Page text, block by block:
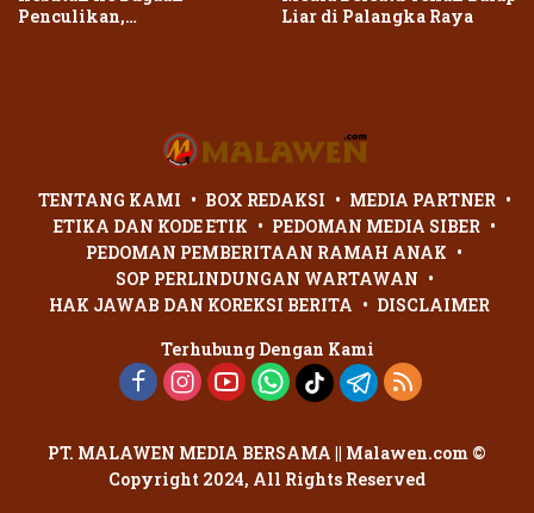
Penculikan,
Liar di Palangka Raya
TENTANG KAMI BOX REDAKSI
MEDIA PARTNER
ETIKA DAN KODE ETIK
PEDOMAN MEDIA SIBER
PEDOMAN PEMBERITAAN RAMAH ANAK
SOP PERLINDUNGAN WARTAWAN
HAK JAWAB DAN KOREKSI BERITA
DISCLAIMER
Terhubung Dengan Kami
PT. MALAWEN MEDIA BERSAMA || Malawen.com ©
Copyright 2024, All Rights Reserved